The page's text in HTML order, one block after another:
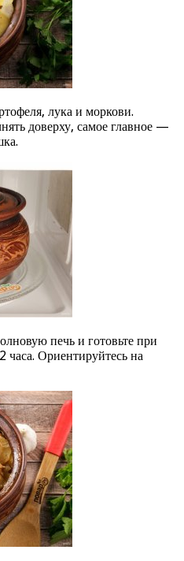
лука и моркови.
доверху, самое главное —
печь и готовьте при
Ориентируйтесь на